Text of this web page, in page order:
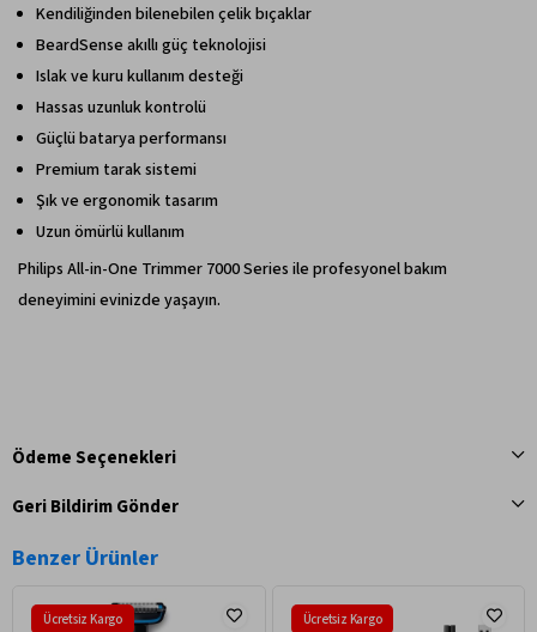
Kendiliğinden bilenebilen çelik bıçaklar
BeardSense akıllı güç teknolojisi
Islak ve kuru kullanım desteği
Hassas uzunluk kontrolü
Güçlü batarya performansı
Premium tarak sistemi
Şık ve ergonomik tasarım
Uzun ömürlü kullanım
Philips All-in-One Trimmer 7000 Series ile profesyonel bakım
deneyimini evinizde yaşayın.
Ödeme Seçenekleri
Geri Bildirim Gönder
Benzer Ürünler
Ücretsiz Kargo
Ücretsiz Kargo